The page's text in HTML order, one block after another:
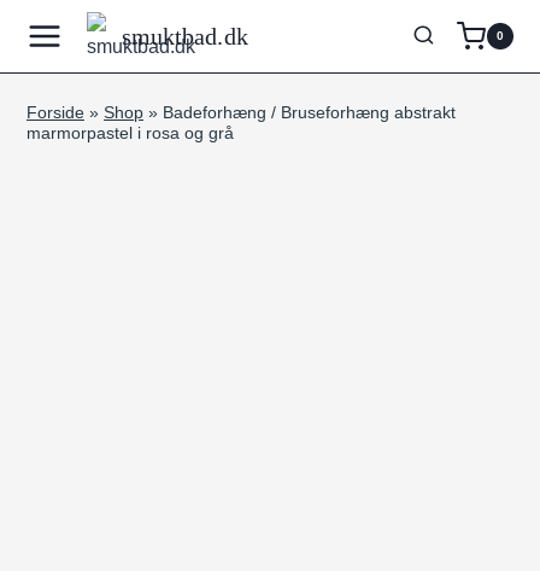
indhold
smuktbad.dk 0
Forside » Shop » Badeforhæng / Bruseforhæng abstrakt
marmorpastel i rosa og grå